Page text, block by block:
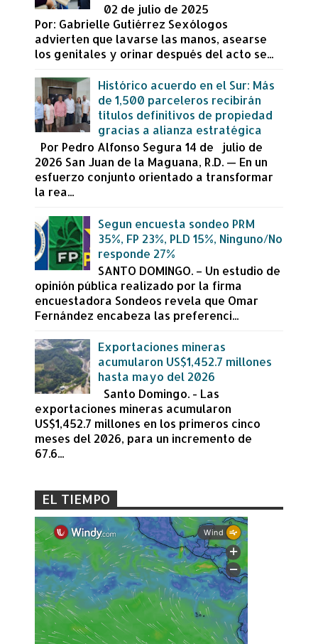
02 de julio de 2025
Por: Gabrielle Gutiérrez Sexólogos
advierten que lavarse las manos, asearse
los genitales y orinar después del acto se...
Histórico acuerdo en el Sur: Más
de 1,500 parceleros recibirán
títulos definitivos de propiedad
gracias a alianza estratégica
Por Pedro Alfonso Segura 14 de julio de
2026 San Juan de la Maguana, R.D. — En un
esfuerzo conjunto orientado a transformar
la rea...
Segun encuesta sondeo PRM
35%, FP 23%, PLD 15%, Ninguno/No
responde 27%
SANTO DOMINGO. – Un estudio de
opinión pública realizado por la firma
encuestadora Sondeos revela que Omar
Fernández encabeza las preferenci...
Exportaciones mineras
acumularon US$1,452.7 millones
hasta mayo del 2026
Santo Domingo. - Las
exportaciones mineras acumularon
US$1,452.7 millones en los primeros cinco
meses del 2026, para un incremento de
67.6...
EL TIEMPO